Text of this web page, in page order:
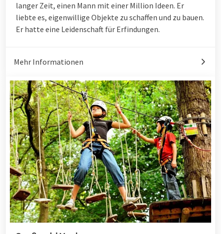
langer Zeit, einen Mann mit einer Million Ideen. Er
liebte es, eigenwillige Objekte zu schaffen und zu bauen.
Er hatte eine Leidenschaft für Erfindungen.
Mehr Informationen